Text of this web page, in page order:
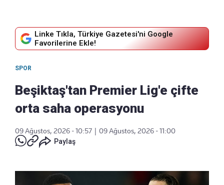
Linke Tıkla, Türkiye Gazetesi'ni Google
Favorilerine Ekle!
SPOR
Beşiktaş'tan Premier Lig'e çifte
orta saha operasyonu
09 Ağustos, 2026 - 10:57
09 Ağustos, 2026 - 11:00
Paylaş